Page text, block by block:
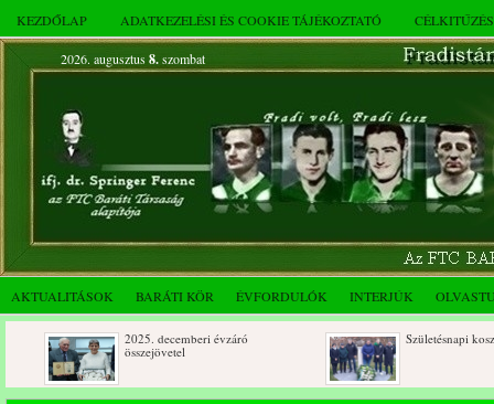
KEZDŐLAP ADATKEZELÉSI ÉS COOKIE TÁJÉKOZTATÓ
2026. augusztus 8.szombat
AKTUALITÁSOK BARÁTI KÖR ÉVFORDULÓK INTERJÚK
2025. decemberi évzáró
összejövetel
Születésnapi koszorúzások